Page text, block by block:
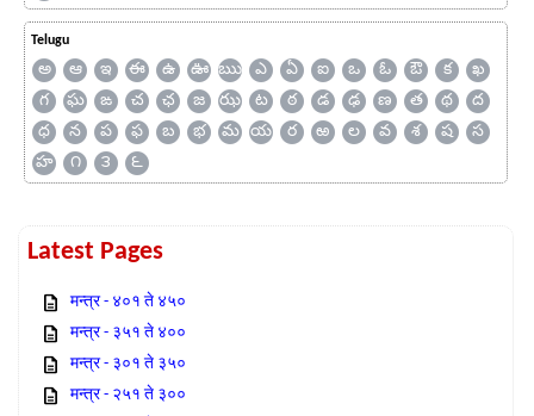
Telugu
అ ఆ ఇ ఈ ఉ ఊ ఋ ఎ ఏ ఐ ఒ ఓ ఔ క
ఖ
గ
ఘ ఙ చ ఛ జ ఝ ట ఠ డ ఢ ణ త థ
ద
ధ
న ప ఫ బ భ మ య ర ఱ ల వ శ ష
స
హ
౧ ౩ ౬
Latest Pages
मन्त्र - ४०१ ते ४५०
मन्त्र - ३५१ ते ४००
मन्त्र - ३०१ ते ३५०
मन्त्र - २५१ ते ३००